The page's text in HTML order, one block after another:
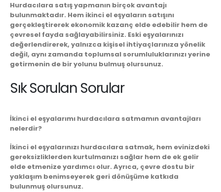
Hurdacılara satış yapmanın birçok avantajı
bulunmaktadır. Hem ikinci el eşyaların satışını
gerçekleştirerek ekonomik kazanç elde edebilir hem de
çevresel fayda sağlayabilirsiniz. Eski eşyalarınızı
değerlendirerek, yalnızca kişisel ihtiyaçlarınıza yönelik
değil, aynı zamanda toplumsal sorumluluklarınızı yerine
getirmenin de bir yolunu bulmuş olursunuz.
Sık Sorulan Sorular
İkinci el eşyalarımı hurdacılara satmamın avantajları
nelerdir?
İkinci el eşyalarınızı hurdacılara satmak, hem evinizdeki
gereksizliklerden kurtulmanızı sağlar hem de ek gelir
elde etmenize yardımcı olur. Ayrıca, çevre dostu bir
yaklaşım benimseyerek geri dönüşüme katkıda
bulunmuş olursunuz.